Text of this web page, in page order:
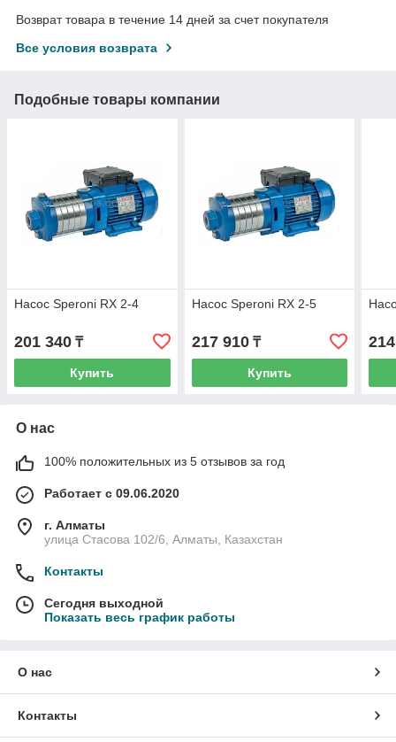
Возврат товара в течение 14 дней за счет покупателя
Все условия возврата
Подобные товары компании
Насос Speroni RX 2-4
201 340 ₸
Купить
Насос Speroni RX 2-5
217 910₸
Купить
О нас
100% положительных из 5 отзывов за год
Работает с 09.06.2020
г. Алматы
улица Стасова 102/6, Алматы, Казахстан
Контакты
Сегодня выходной
Показать весь график работы
О нас
Контакты